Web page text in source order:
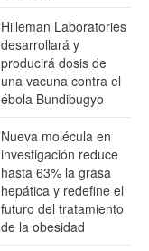
Hilleman Laboratories
desarrollará y
producirá dosis de
una vacuna contra el
ébola Bundibugyo
Nueva molécula en
investigación reduce
hasta 63% la grasa
hepática y redefine el
futuro del tratamiento
de la obesidad